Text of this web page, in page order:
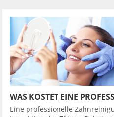
WAS KOSTET EINE
Eine professionelle